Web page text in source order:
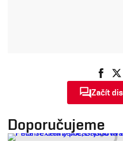
Začít
Doporučujeme